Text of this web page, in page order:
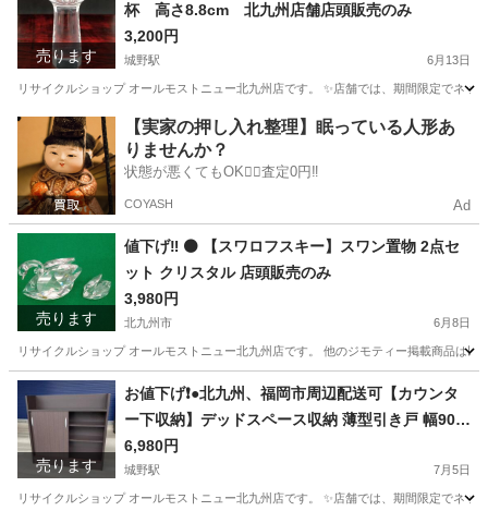
売ります
杯 高さ8.8cm 北九州店舗店頭販売のみ
3,200円
城野駅 6月13日
リサイクルショップ オールモストニュー北九州店です。 ✨️店舗では、期間限定でネ
福岡 北九州市 城野駅 食器 商品
【実家の押し入れ整理】眠っている人形あ
りませんか？
状態が悪くてもOK🙆‍♀️査定0円‼️
COYASH Ad
売ります
値下げ‼️ ⚫️ 【スワロフスキー】スワン置物 2点セ
ット クリスタル 店頭販売のみ
3,980円
北九州市 6月8日
リサイクルショップ オールモストニュー北九州店です。 他のジモティー掲載商品は
福岡 北九州市 その他 仮予約
売ります
お値下げ❗️●北九州、福岡市周辺配送可【カウンタ
ー下収納】デッドスペース収納 薄型引き戸 幅90c
m 【配達に設置込み】💳自社配送時🌟代引き可💳
※現金、クレジット、スマホ決済対応※ 【配達は
要決済前問い合わせ】
6,980円
城野駅 7月5日
リサイクルショップ オールモストニュー北九州店です。 ✨️店舗では、期間限定でネ